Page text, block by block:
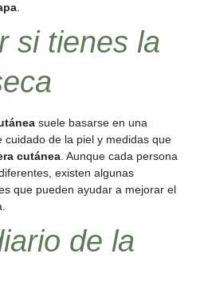
si tienes la
suele basarse en una
cuidado de la piel y medidas que
cutánea . Aunque cada persona
existen algunas
que pueden ayudar a mejorar el
de la